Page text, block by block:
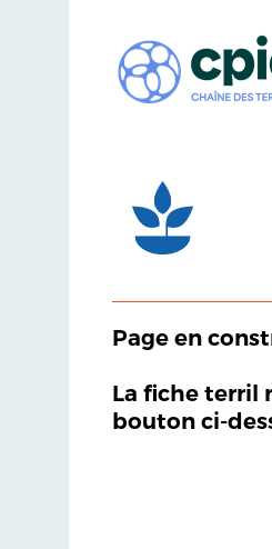
Page en
La fiche terril
bouton ci-